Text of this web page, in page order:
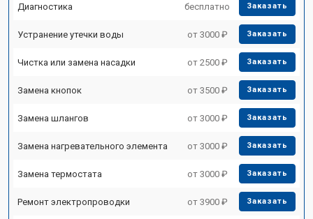
Диагностика бесплатно Заказать
Устранение утечки воды от 3000 ₽ Заказать
Чистка или замена насадки от 2500 ₽ Заказать
Замена кнопок от 3500 ₽ Заказать
Замена шлангов от 3000 ₽ Заказать
Замена нагревательного элемента от 3000 ₽ Заказать
Замена термостата от 3000 ₽ Заказать
Ремонт электропроводки от 3900 ₽ Заказать